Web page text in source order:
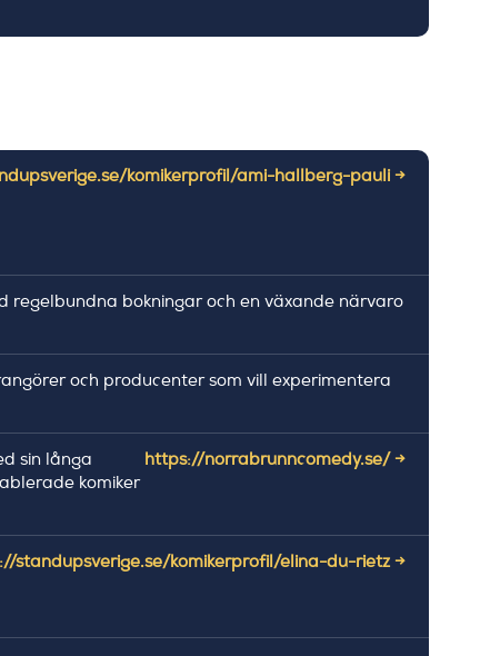
komikerprofil/ami-hallberg-pauli →
regelbundna bokningar och en växande närvaro
och producenter som vill experimentera
sin långa
komiker
https://norrabrunncomedy.se/ →
standupsverige.se/komikerprofil/elina-du-rietz →